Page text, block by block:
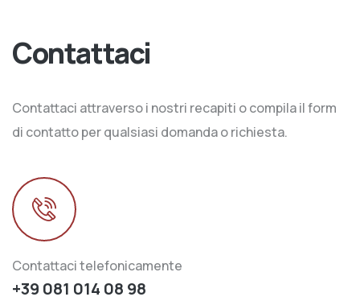
Contattaci
Contattaci attraverso i nostri recapiti o compila il form
di contatto per qualsiasi domanda o richiesta.
Contattaci telefonicamente
+39 081 014 08 98